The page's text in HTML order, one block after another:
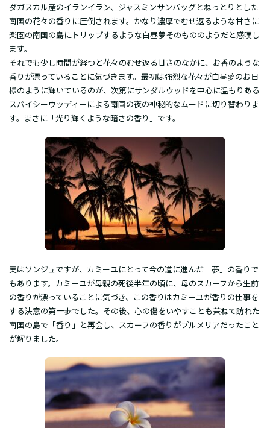
ダガスカル産のイランイラン、ジャスミンサンバッグとねっとりとした
南国の花々の香りに圧倒されます。かなり濃厚でむせ返るような甘さに
楽園の南国の島にトリップするような白昼夢そのもののようだと感嘆し
ます。
それでも少し時間が経つと花々のむせ返る甘さのなかに、お香のような
香りが漂っていることに気づきます。最初は強烈な花々が白昼夢のお日
様のように輝いているのが、次第にサンダルウッドを中心に温もりある
スパイシーウッディーによる南国の夜の神秘的なムードに切り替わりま
す。まさに「光り輝くような暗さの香り」です。
実はソンジュですが、カミーユにとって今の道に進んだ「夢」の香りで
もあります。カミーユが母親の死後半年の頃に、母のスカーフから生前
の香りが漂っていることに気づき、この香りはカミーユが香りの仕事を
する決意の第一歩でした。その後、心の傷をいやすことも兼ねて訪れた
南国の島で「香り」と再会し、スカーフの香りがプルメリアだったこと
が解りました。